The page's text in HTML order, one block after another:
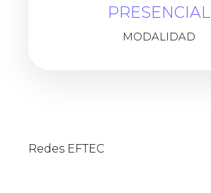
PRESENCIAL
MODALIDAD
Redes EFTEC